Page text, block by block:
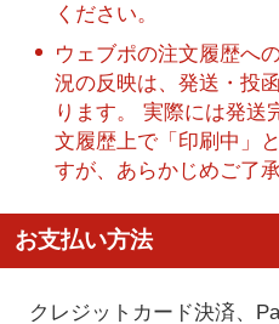
ください。
ウェブポの注文履歴へ
況の反映は、発送・投
ります。 実際には発送
文履歴上で「印刷中」
すが、あらかじめご了
お支払い方法
クレジットカード決済、